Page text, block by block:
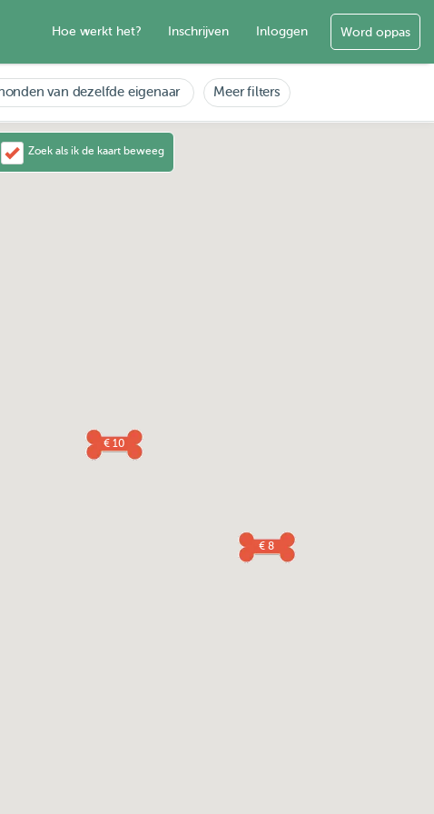
Hoe werkt het? Inschrijven Inloggen Word oppas
van dezelfde eigenaar Meer filters
€ 10
€ 8
Zoek als ik de kaart beweeg